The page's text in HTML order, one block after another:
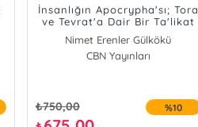
İnsanlığın Apocrypha'sı; Tora
ve Tevrat'a Dair Bir Ta'likat
Nimet Erenler Gülkökü
CBN Yayınları
₺750,00 %10